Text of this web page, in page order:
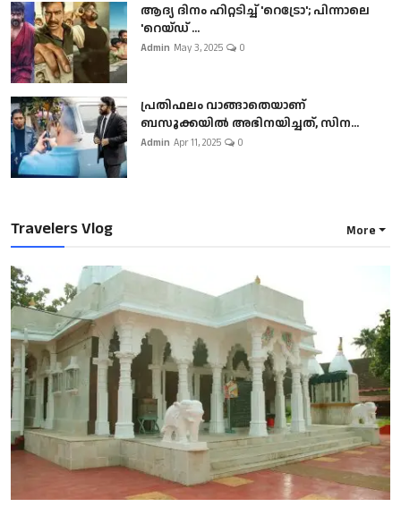
ആദ്യ ദിനം ഹിറ്റടിച്ച് 'റെട്രോ'; പിന്നാലെ
'റെയ്ഡ് ...
Admin May 3, 2025 0
പ്രതിഫലം വാങ്ങാതെയാണ്
ബസൂക്കയില്‍ അഭിനയിച്ചത്, സിന...
Admin Apr 11, 2025 0
Travelers Vlog More